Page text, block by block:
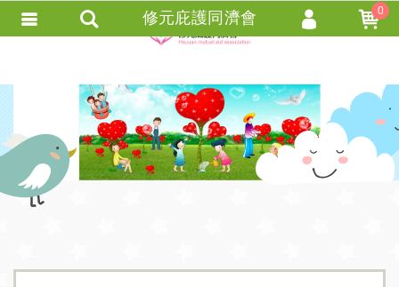
修元庇護同濟會 0
會員註冊
忘記密碼
訂單查詢